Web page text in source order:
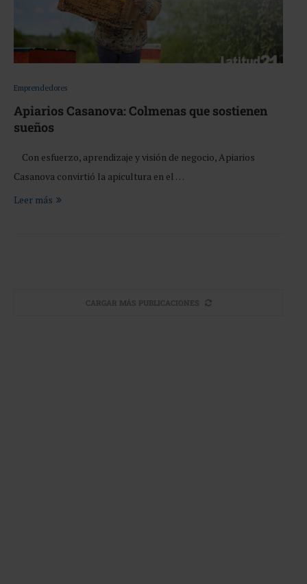
Emprendedores
Apiarios Casanova: Colmenas que sostienen
sueños
Con esfuerzo, aprendizaje y visión de negocio, Apiarios
Casanova convirtió la apicultura en el …
Leer más
CARGAR MÁS PUBLICACIONES